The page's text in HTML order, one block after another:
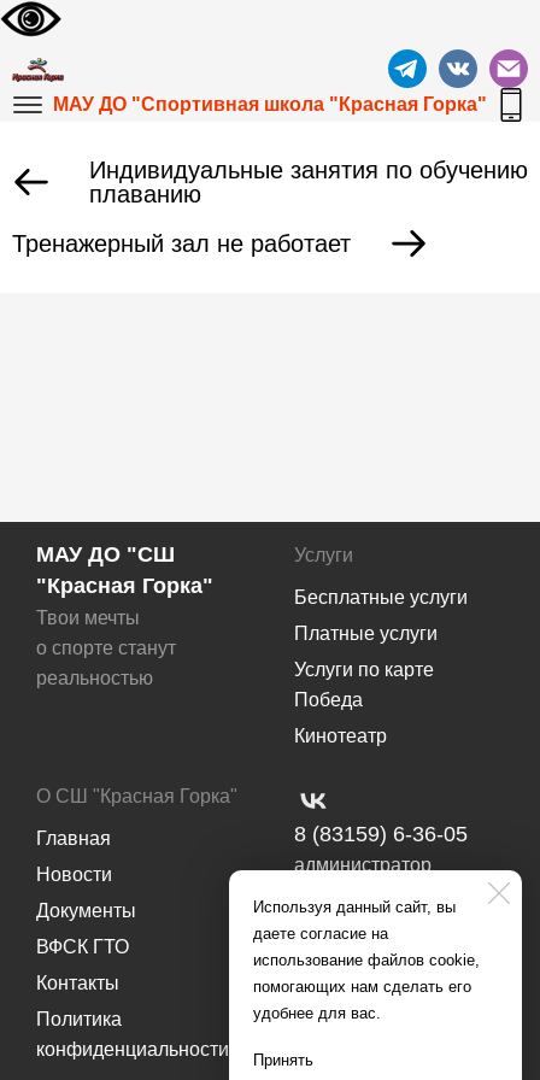
МАУ ДО "Спортивная школа "Красная Горка"
Индивидуальные занятия по обучению
плаванию
Тренажерный зал не работает
МАУ ДО "СШ
"Красная Горка"
Твои мечты
о спорте станут
реальностью
Услуги
Бесплатные услуги
Платные услуги
Услуги по карте
Победа
Кинотеатр
О СШ "Красная Горка"
Главная
Новости
Документы
ВФСК ГТО
Контакты
Политика
конфиденциальности
8 (83159) 6-36-05
администратор
8 (83159) 6-39-03
методический отдел
8(83159) 6-36-01
приемная директора
Используя данный сайт, вы
даете согласие на
использование файлов cookie,
помогающих нам сделать его
удобнее для вас.
Принять